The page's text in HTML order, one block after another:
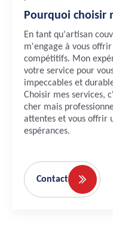
Pourquoi choisir
En tant qu'artisan
m'engage à vous
compétitifs. Mon
votre service pour
impeccables et
Choisir mes services,
cher mais
attentes et vous offrir
espérances.
Contact